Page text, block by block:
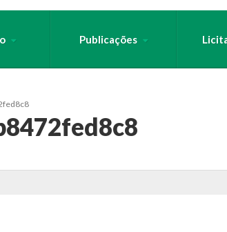
Publicações